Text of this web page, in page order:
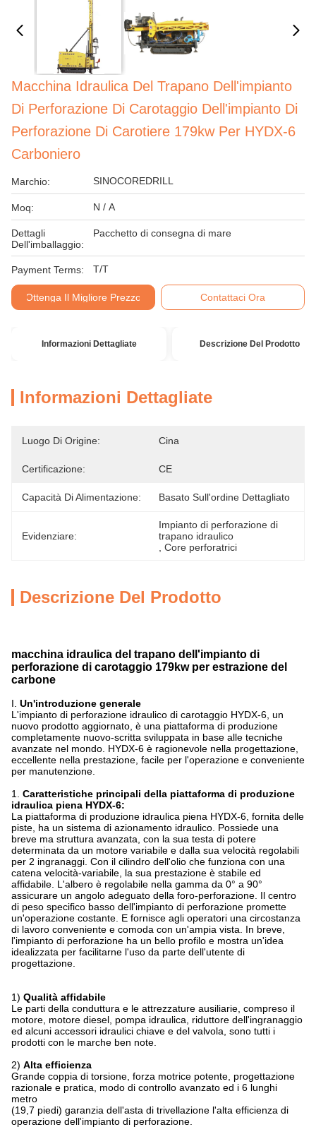
Macchina Idraulica Del Trapano Dell'impianto
Di Perforazione Di Carotaggio Dell'impianto Di
Perforazione Di Carotiere 179kw Per HYDX-6
Carboniero
Marchio: SINOCOREDRILL
Moq: N / A
Dettagli
Dell'imballaggio:
Pacchetto di consegna di mare
Payment Terms: T/T
Ottenga Il Migliore Prezzo Contattaci Ora
Informazioni Dettagliate Descrizione Del Prodotto
Informazioni Dettagliate
Luogo Di Origine: Cina
Certificazione: CE
Capacità Di Alimentazione: Basato Sull'ordine Dettagliato
Evidenziare:
Impianto di perforazione di
trapano idraulico
Core perforatrici
Descrizione Del Prodotto
macchina idraulica del trapano dell'impianto di
perforazione di carotaggio 179kw per estrazione del
carbone
I. Un'introduzione generale
L'impianto di perforazione idraulico di carotaggio HYDX-6, un
nuovo prodotto aggiornato, è una piattaforma di produzione
completamente nuovo-scritta sviluppata in base alle tecniche
avanzate nel mondo. HYDX-6 è ragionevole nella progettazione,
eccellente nella prestazione, facile per l'operazione e conveniente
per manutenzione.
1. Caratteristiche principali della piattaforma di produzione
idraulica piena HYDX-6:
La piattaforma di produzione idraulica piena HYDX-6, fornita delle
piste, ha un sistema di azionamento idraulico. Possiede una
breve ma struttura avanzata, con la sua testa di potere
determinata da un motore variabile e dalla sua velocità regolabili
per 2 ingranaggi. Con il cilindro dell'olio che funziona con una
catena velocità-variabile, la sua prestazione è stabile ed
affidabile. L'albero è regolabile nella gamma da 0° a 90°
assicurare un angolo adeguato della foro-perforazione. Il centro
di peso specifico basso dell'impianto di perforazione promette
un'operazione costante. E fornisce agli operatori una circostanza
di lavoro conveniente e comoda con un'ampia vista. In breve
l'impianto di perforazione ha un bello profilo e mostra un'idea
idealizzata per facilitarne l'uso da parte dell'utente di
progettazione.
1) Qualità affidabile
Le parti della conduttura e le attrezzature ausiliarie, compreso il
motore, motore diesel, pompa idraulica, riduttore dell'ingranaggio
ed alcuni accessori idraulici chiave e del valvola, sono tutti i
prodotti con le marche ben note.
2) Alta efficienza
Grande coppia di torsione, forza motrice potente, progettazione
razionale e pratica, modo di controllo avanzato ed i 6 lunghi
metro
(19,7 piedi) garanzia dell'asta di trivellazione l'alta efficienza di
operazione dell'impianto di perforazione.